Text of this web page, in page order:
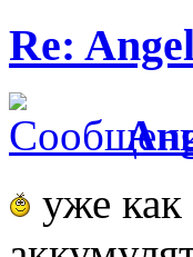
Re:
уже